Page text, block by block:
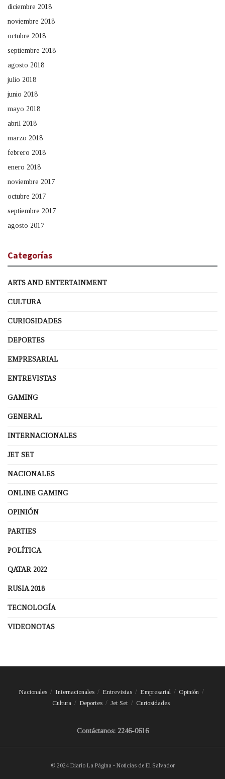
diciembre 2018
noviembre 2018
octubre 2018
septiembre 2018
agosto 2018
julio 2018
junio 2018
mayo 2018
abril 2018
marzo 2018
febrero 2018
enero 2018
noviembre 2017
octubre 2017
septiembre 2017
agosto 2017
Categorías
ARTS AND ENTERTAINMENT
CULTURA
CURIOSIDADES
DEPORTES
EMPRESARIAL
ENTREVISTAS
GAMING
GENERAL
INTERNACIONALES
JET SET
NACIONALES
ONLINE GAMING
OPINIÓN
PARTIES
POLÍTICA
QATAR 2022
RUSIA 2018
TECNOLOGÍA
VIDEONOTAS
Nacionales Internacionales Entrevistas Empresarial
Opinión
Cultura
Deportes Jet Set Curiosidades
Contáctanos: 2246-0616
© 2024 Diario La Página - Noticias de El Salvador